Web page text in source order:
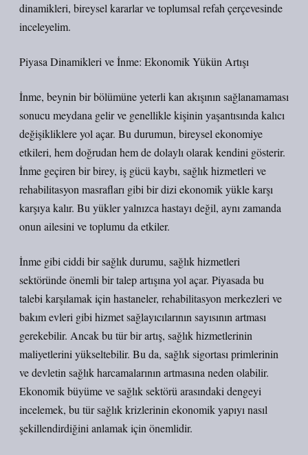
dinamikleri, bireysel kararlar ve toplumsal refah çerçevesinde
inceleyelim.
Piyasa Dinamikleri ve İnme: Ekonomik Yükün Artışı
İnme, beynin bir bölümüne yeterli kan akışının sağlanamaması
sonucu meydana gelir ve genellikle kişinin yaşantısında kalıcı
değişikliklere yol açar. Bu durumun, bireysel ekonomiye
etkileri, hem doğrudan hem de dolaylı olarak kendini gösterir.
İnme geçiren bir birey, iş gücü kaybı, sağlık hizmetleri ve
rehabilitasyon masrafları gibi bir dizi ekonomik yükle karşı
karşıya kalır. Bu yükler yalnızca hastayı değil, aynı zamanda
onun ailesini ve toplumu da etkiler.
İnme gibi ciddi bir sağlık durumu, sağlık hizmetleri
sektöründe önemli bir talep artışına yol açar. Piyasada bu
talebi karşılamak için hastaneler, rehabilitasyon merkezleri ve
bakım evleri gibi hizmet sağlayıcılarının sayısının artması
gerekebilir. Ancak bu tür bir artış, sağlık hizmetlerinin
maliyetlerini yükseltebilir. Bu da, sağlık sigortası primlerinin
ve devletin sağlık harcamalarının artmasına neden olabilir.
Ekonomik büyüme ve sağlık sektörü arasındaki dengeyi
incelemek, bu tür sağlık krizlerinin ekonomik yapıyı nasıl
şekillendirdiğini anlamak için önemlidir.